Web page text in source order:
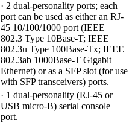
· 2 dual-personality ports; each
port can be used as either an RJ-
45 10/100/1000 port (IEEE
802.3 Type 10Base-T; IEEE
802.3u Type 100Base-Tx; IEEE
802.3ab 1000Base-T Gigabit
Ethernet) or as a SFP slot (for use
with SFP transceivers) ports.
· 1 dual-personality (RJ-45 or
USB micro-B) serial console
port.